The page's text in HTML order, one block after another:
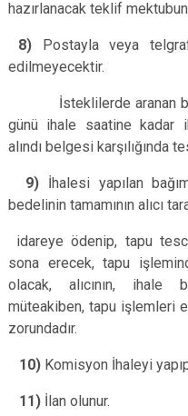
hazırlanacak teklif
8) Postayla veya
edilmeyecektir.
İsteklilerde aranan
günü ihale saatine kadar
alındı belgesi
9) İhalesi yapılan
bedelinin tamamının alıcı
idareye ödenip, tapu
sona erecek, tapu
olacak, alıcının, ihale
müteakiben, tapu işlemleri
zorundadır.
10) Komisyon İhaleyi
11) İlan olunur.